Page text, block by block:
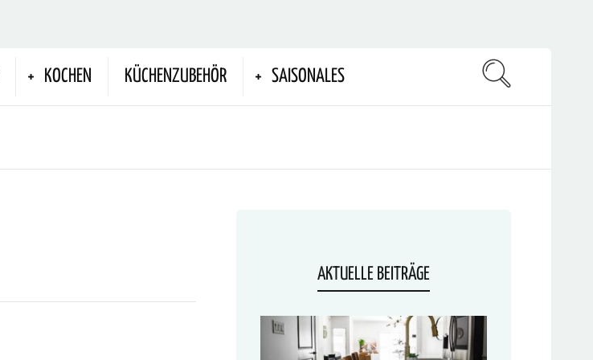
KOCHEN KÜCHENZUBEHÖR SAISONALES
AKTUELLE BEITRÄGE